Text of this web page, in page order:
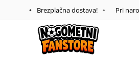
Brezplačna dostava! Pri